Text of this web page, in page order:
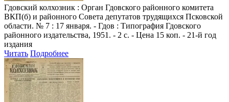
Гдовский колхозник : Орган Гдовского районного комитета
ВКП(б) и районного Совета депутатов трудящихся Псковской
области. № 7 : 17 января. - Гдов : Типография Гдовского
районного издательства, 1951. - 2 с. - Цена 15 коп. - 21-й год
издания
Читать Подробнее